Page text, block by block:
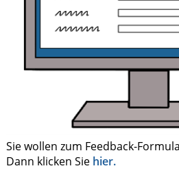
Sie wollen zum Feedback-
Dann klicken Sie hier.